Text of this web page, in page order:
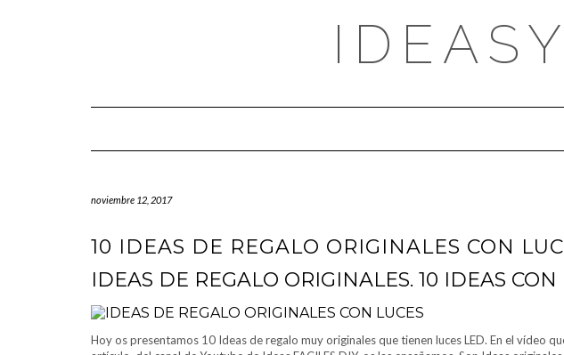
noviembre 12, 2017
10 IDEAS DE REGALO ORIGINALES CON
IDEAS DE REGALO ORIGINALES. 10 IDEAS CON
Hoy os presentamos 10 Ideas de regalo muy originales que tienen luces LED. En el vídeo